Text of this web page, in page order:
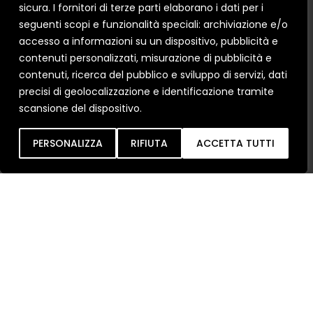
sicura. I fornitori di terze parti elaborano i dati per i
seguenti scopi e funzionalità speciali: archiviazione e/o
accesso a informazioni su un dispositivo, pubblicità e
contenuti personalizzati, misurazione di pubblicità e
contenuti, ricerca del pubblico e sviluppo di servizi, dati
precisi di geolocalizzazione e identificazione tramite
scansione del dispositivo.
PERSONALIZZA RIFIUTA ACCETTA TUTTI
Ho letto e
compreso le condizioni
sulla Privacy Policy.
InobIA